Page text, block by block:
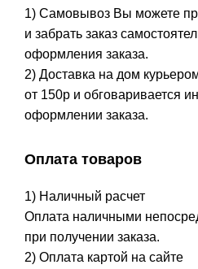
1) Самовывоз Вы можете
и забрать заказ
оформления заказа.
2) Доставка на дом
от 150р и обговаривается
оформлении заказа.
Оплата товаров
1) Наличный расчет
Оплата наличными
при получении заказа.
2) Оплата картой на сайте